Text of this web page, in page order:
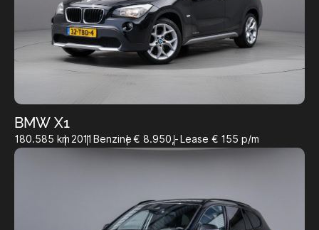
BMW X1
180.585 km2011 Benzine€ 8.950,- Lease € 155 p/m